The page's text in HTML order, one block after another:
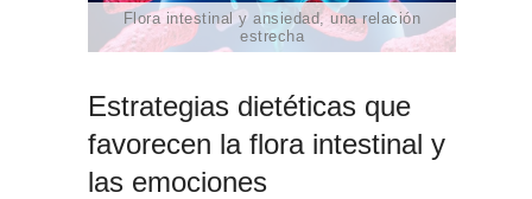
Flora intestinal y ansiedad, una relación
estrecha
Estrategias dietéticas que
favorecen la flora intestinal y
las emociones